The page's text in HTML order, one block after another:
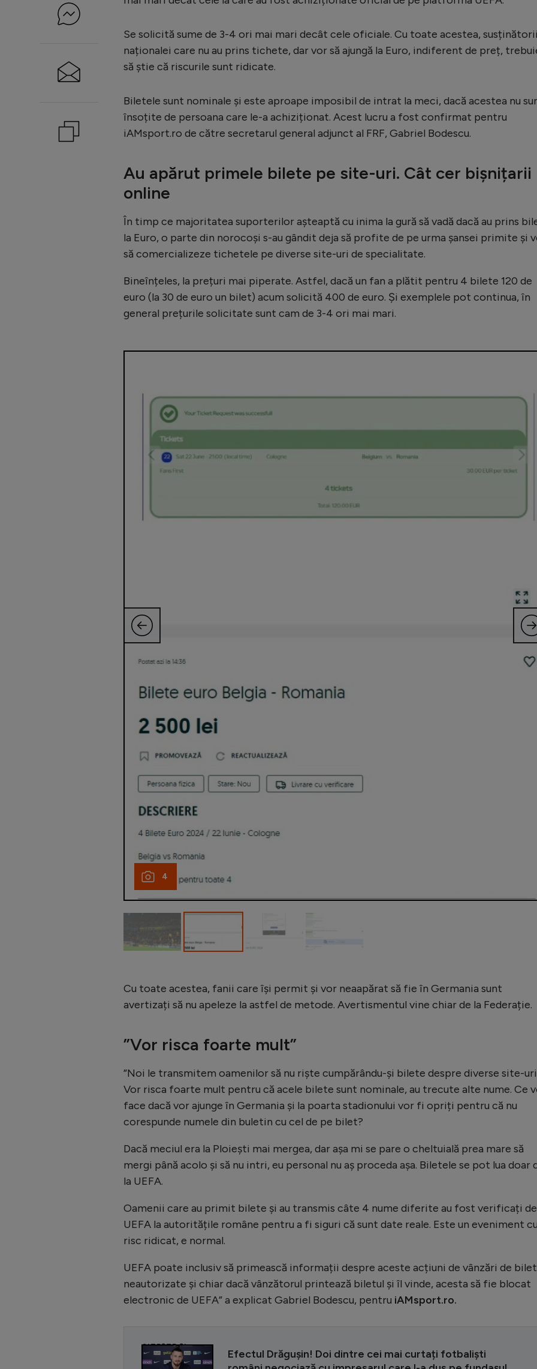
Se solicită sume de 3-4 ori mai mari decât cele oficiale. Cu toate acestea,
naționalei care nu au prins tichete, dar vor să ajungă la Euro, indiferent de preț,
să știe că riscurile sunt ridicate.
Biletele sunt nominale și este aproape imposibil de intrat la meci, dacă acestea nu
însoțite de persoana care le-a achiziționat. Acest lucru a fost confirmat pentru
iAMsport.ro de către secretarul general adjunct al FRF, Gabriel Bodescu.
Au apărut primele bilete pe site-uri. Cât cer bișnițarii
online
În timp ce majoritatea suporterilor așteaptă cu inima la gură să vadă dacă au prins
la Euro, o parte din norocoși s-au gândit deja să profite de pe urma șansei primite și
să comercializeze tichetele pe diverse site-uri de specialitate.
Bineînțeles, la prețuri mai piperate. Astfel, dacă un fan a plătit pentru 4 bilete 120 de
euro (la 30 de euro un bilet) acum solicită 400 de euro. Și exemplele pot continua, în
general prețurile solicitate sunt cam de 3-4 ori mai mari.
4
Cu toate acestea, fanii care își permit și vor neaapărat să fie în Germania sunt
avertizați să nu apeleze la astfel de metode. Avertismentul vine chiar de la Federație.
”Vor risca foarte mult”
”Noi le transmitem oamenilor să nu riște cumpărându-și bilete despre diverse site-
Vor risca foarte mult pentru că acele bilete sunt nominale, au trecute alte nume. Ce
face dacă vor ajunge în Germania și la poarta stadionului vor fi opriți pentru că nu
corespunde numele din buletin cu cel de pe bilet?
Dacă meciul era la Ploiești mai mergea, dar așa mi se pare o cheltuială prea mare să
mergi până acolo și să nu intri, eu personal nu aș proceda așa. Biletele se pot lua doar
la UEFA.
Oamenii care au primit bilete și au transmis câte 4 nume diferite au fost verificați de
UEFA la autoritățile române pentru a fi siguri că sunt date reale. Este un eveniment
risc ridicat, e normal.
UEFA poate inclusiv să primească informații despre aceste acțiuni de vânzări de
neautorizate și chiar dacă vânzătorul printează biletul și îl vinde, acesta să fie blocat
electronic de UEFA” a explicat Gabriel Bodescu, pentru iAMsport.ro.
CITEȘTE ȘI
Efectul Drăgușin! Doi dintre cei mai curtați fotbaliști